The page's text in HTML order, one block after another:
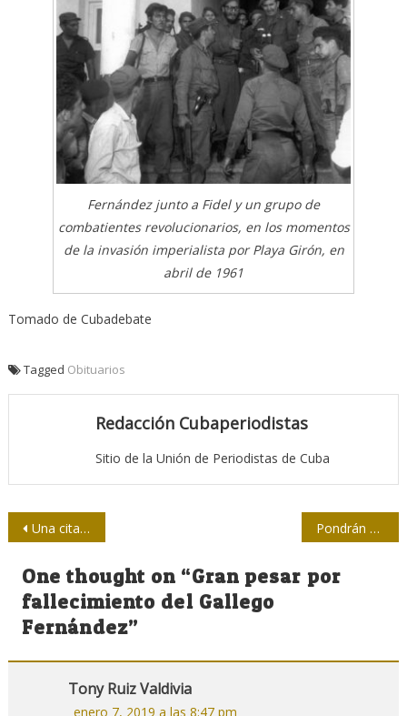
Fernández junto a Fidel y un grupo de
combatientes revolucionarios, en los momentos
de la invasión imperialista por Playa Girón, en
abril de 1961
Tomado de Cubadebate
Tagged Obituarios
Redacción Cubaperiodistas
Sitio de la Unión de Periodistas de Cuba
Navegación
de
entradas
Una cita para promover el diseño auténticamente cubano Pondrán a la venta tabloide con la nueva Constitución de la República de Cuba
One thought on “Gran pesar por
fallecimiento del Gallego
Fernández”
Tony Ruiz Valdivia
enero 7, 2019 a las 8:47 pm